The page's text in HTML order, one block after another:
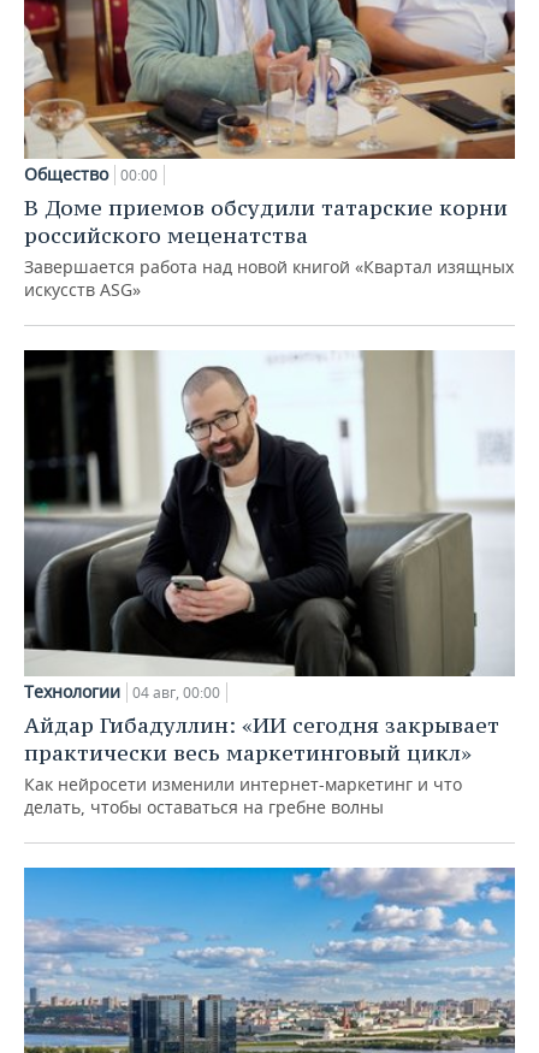
Общество 00:00
В Доме приемов обсудили татарские корни
российского меценатства
Завершается работа над новой книгой «Квартал изящных
искусств ASG»
Технологии 04 авг, 00:00
Айдар Гибадуллин: «ИИ сегодня закрывает
практически весь маркетинговый цикл»
Как нейросети изменили интернет-маркетинг и что
делать, чтобы оставаться на гребне волны